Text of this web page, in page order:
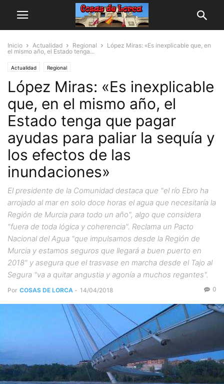
Inicio Actualidad Regional
López Miras: «Es inexplicable que, en
el mismo año, el Estado tenga...
Actualidad Regional
López Miras: «Es inexplicable
que, en el mismo año, el
Estado tenga que pagar
ayudas para paliar la sequía y
los efectos de las
inundaciones»
El presidente de la Comunidad destaca que "el río Ebro ha
arrojado al mar en solo doce horas el agua que necesitaría la
Región de Murcia para todo un año", algo que considera
"fuera de toda lógica y coherencia". Reclama un Pacto
Nacional del Agua "que impulsamos desde la Región de
Murcia y estamos seguros que llegará a buen puerto en
2018" y asegura que el trasvase en marcha desde el Tajo al
Segura "va a quitar angustia y agonía a muchos regantes".
Por COSAS DE LORCA - 14/04/2018 0